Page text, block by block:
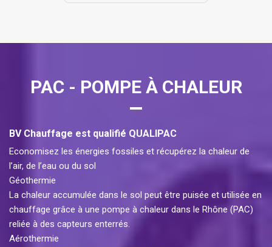
PAC - POMPE À CHALEUR
BV Chauffage est qualifié QUALIPAC
Economisez les énergies fossiles et récupérez la chaleur de
l’air, de l’eau ou du sol
Géothermie
La chaleur accumulée dans le sol peut être puisée et utilisée en
chauffage grâce à une pompe à chaleur dans le Rhône (PAC)
reliée à des capteurs enterrés.
Aérothermie